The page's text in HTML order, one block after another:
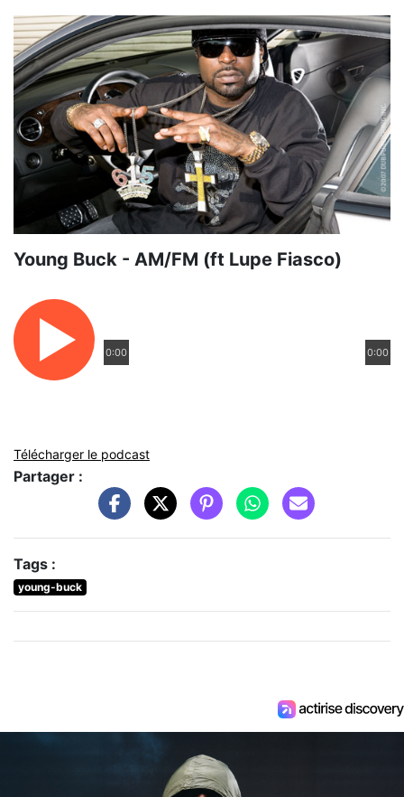
Young Buck - AM/FM (ft Lupe Fiasco)
0:00 0:00
Télécharger le podcast
Partager :
Tags :
young-buck